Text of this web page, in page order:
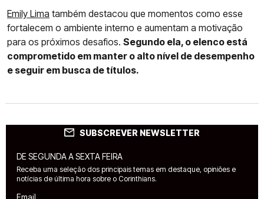
Emily Lima também destacou que momentos como esse
fortalecem o ambiente interno e aumentam a motivação
para os próximos desafios. Segundo ela, o elenco está
comprometido em manter o alto nível de desempenho
e seguir em busca de títulos.
SUBSCREVER NEWSLETTER
DE SEGUNDA A SEXTA FEIRA
Receba uma seleção dos principais temas em destaque, opiniões e
notícias de última hora sobre o Corinthians.
Email